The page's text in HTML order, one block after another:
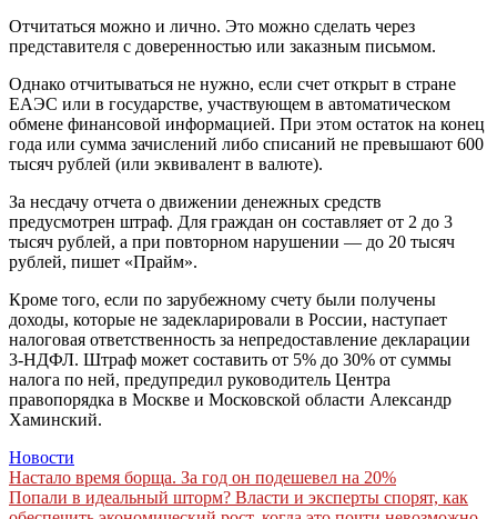
Отчитаться можно и лично. Это можно сделать через
представителя с доверенностью или заказным письмом.
Однако отчитываться не нужно, если счет открыт в стране
ЕАЭС или в государстве, участвующем в автоматическом
обмене финансовой информацией. При этом остаток на конец
года или сумма зачислений либо списаний не превышают 600
тысяч рублей (или эквивалент в валюте).
За несдачу отчета о движении денежных средств
предусмотрен штраф. Для граждан он составляет от 2 до 3
тысяч рублей, а при повторном нарушении — до 20 тысяч
рублей, пишет «Прайм».
Кроме того, если по зарубежному счету были получены
доходы, которые не задекларировали в России, наступает
налоговая ответственность за непредоставление декларации
3-НДФЛ. Штраф может составить от 5% до 30% от суммы
налога по ней, предупредил руководитель Центра
правопорядка в Москве и Московской области Александр
Хаминский.
Новости
Навигация
по
Настало время борща. За год он подешевел на 20%
Попали в идеальный шторм? Власти и эксперты спорят, как